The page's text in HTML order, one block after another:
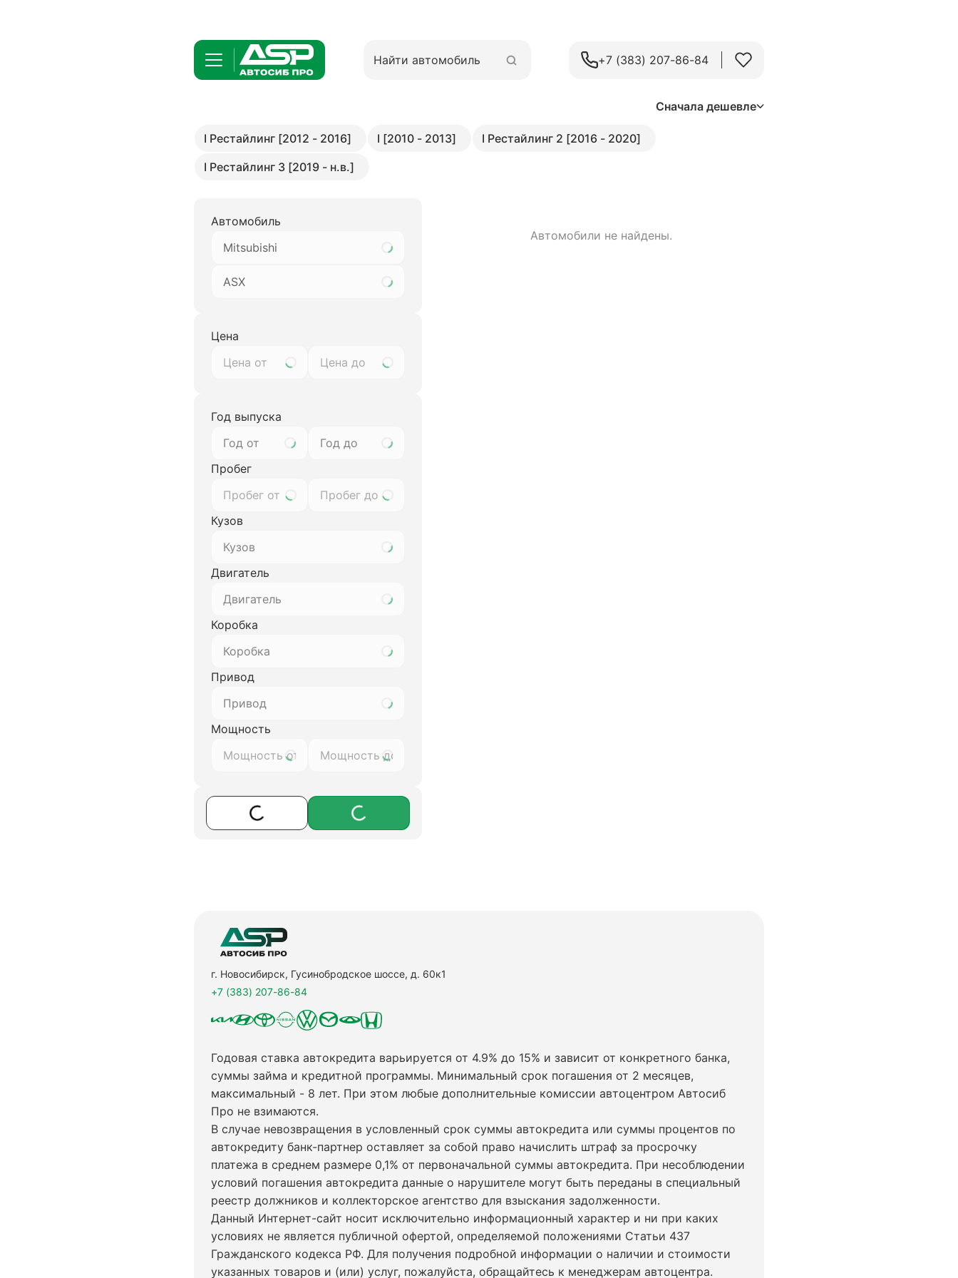
+7 (383) 207-86-84
Сначала дешевле
I Рестайлинг [2012 - 2016] I [2010 - 2013]
I Рестайлинг 2 [2016 - 2020]
I Рестайлинг 3 [2019 - н.в.]
Автомобиль
Mitsubishi
ASX
Цена
Год выпуска
Год от
Год до
Пробег
Кузов
Кузов
Двигатель
Двигатель
Коробка
Коробка
Привод
Привод
Мощность
Автомобили не найдены.
г. Новосибирск, Гусинобродское шоссе, д. 60к1
+7 (383) 207-86-84
Годовая ставка автокредита варьируется от 4.9% до 15% и зависит от конкретного банка,
суммы займа и кредитной программы. Минимальный срок погашения от 2 месяцев,
максимальный - 8 лет. При этом любые дополнительные комиссии автоцентром Автосиб
Про не взимаются.
В случае невозвращения в условленный срок суммы автокредита или суммы процентов по
автокредиту банк-партнер оставляет за собой право начислить штраф за просрочку
платежа в среднем размере 0,1% от первоначальной суммы автокредита. При несоблюдении
условий погашения автокредита данные о нарушителе могут быть переданы в специальный
реестр должников и коллекторское агентство для взыскания задолженности.
Данный Интернет-сайт носит исключительно информационный характер и ни при каких
условиях не является публичной офертой, определяемой положениями Статьи 437
Гражданского кодекса РФ. Для получения подробной информации о наличии и стоимости
указанных товаров и (или) услуг, пожалуйста, обращайтесь к менеджерам автоцентра.